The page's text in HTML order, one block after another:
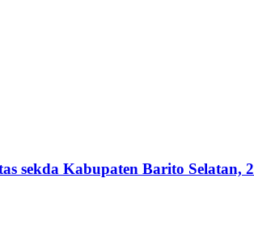
sekda Kabupaten Barito Selatan,